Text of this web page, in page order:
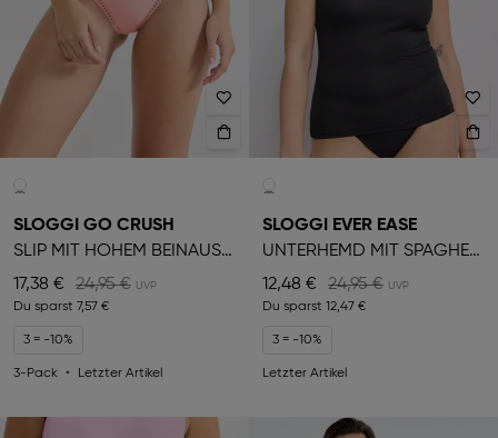
SLOGGI GO CRUSH
SLIP MIT HOHEM BEINAUSSCHNITT
17,38 €
24,95 €
Du sparst 7,57 €
3 = -10%
3-Pack Letzter Artikel
SLOGGI EVER EASE
UNTERHEMD MIT SPAGHETTITRÄGERN
12,48 €
24,95 €
Du sparst 12,47 €
3 = -10%
Letzter Artikel